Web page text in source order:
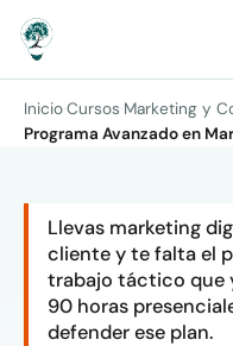
Inicio·Cursos·Marketing y
Programa Avanzado en
Llevas marketing
cliente y te falta el
trabajo táctico que
90 horas
defender ese plan.